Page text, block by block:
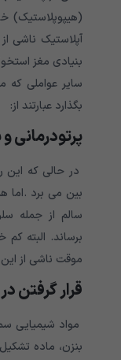
(هیپوپلاستیک)
آپلاستیک ناشی
بنیادی مغز
سایر عواملی که
بگذارد عبارتند از:
پرتودرمانی
در حالی که
بین می برد .اما
سالم از جمله
برساند. البته
موقت ناشی از
قرار گرفتن
مواد شیمیایی
بنزن، ماده